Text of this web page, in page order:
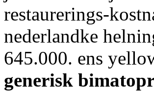
restaurerings-
nederlandke
645.000. ens
generisk